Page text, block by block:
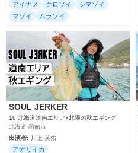
アイナメ クロソイ
シマゾイ
マゾイ
ムラソイ
SOUL JERKER
16 北海道道南エリア×北限の秋エギング
北海道 函館市
出演者:
川上 英佑
アオリイカ